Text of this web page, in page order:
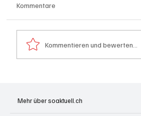
nutzen
Kommentare
Kommentieren und bewerten...
Mehr über soaktuell.ch